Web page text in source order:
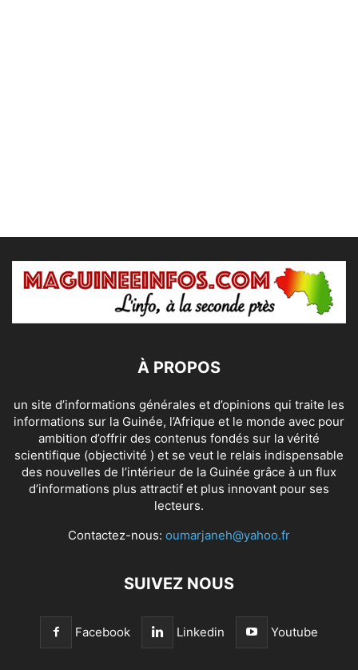
À PROPOS
un site d’informations générales et d’opinions qui traite les
informations sur la Guinée, l’Afrique et le monde avec pour
ambition d’offrir des contenus fondés sur la vérité
scientifique (objectivité ) et se veut le relais indispensable
des nouvelles de l’intérieur de la Guinée grâce à un flux
d’informations plus attractif et plus innovant pour ses
lecteurs.
Contactez-nous: oumarjaneh@yahoo.fr
SUIVEZ NOUS
Facebook Linkedin Youtube